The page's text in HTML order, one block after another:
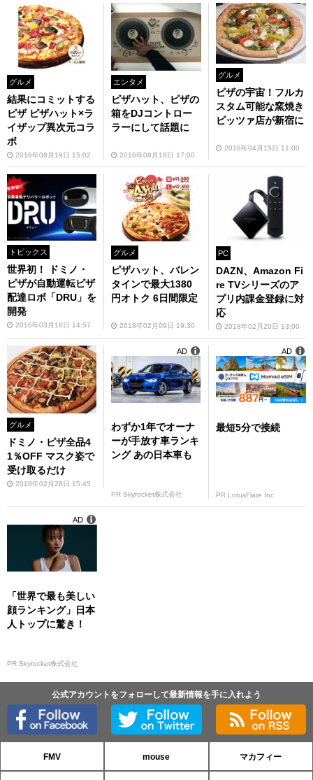
グルメ
結果にコミットする
ピザ ピザハット×ラ
イザップ異次元コラ
ボ
2016年08月19日 15:02
エンタメ
ピザハット、ピザの
箱をDJコントロー
ラーにして話題に
2016年08月18日 17:00
グルメ
ピザの宇宙！フルカ
スタム可能な窯焼き
ピッツァ店が新宿に
2016年04月15日 11:00
トピックス
世界初！ ドミノ・
ピザが自動運転ピザ
配達ロボ「DRU」を
開発
2016年03月18日 14:57
グルメ
ピザハット、バレン
タインで最大1380
円オトク 6日間限定
2018年02月09日 19:30
PC
DAZN、Amazon Fi
re TVシリーズのア
プリ内課金登録に対
応
2018年02月20日 13:00
グルメ
ドミノ・ピザ全品4
1％OFF マスク姿で
受け取るだけ
2018年02月28日 15:45
わずか1年でオーナ
ーが手放す車ランキ
ング あの日本車も
PR Skyrocket株式会社
AD
最短5分で接続
PR LotusFlare Inc
AD
「世界で最も美しい
顔ランキング」日本
人トップに驚き！
PR Skyrocket株式会社
AD
公式アカウントをフォローして最新情報を手に入れよう
FMV mouse マカフィー